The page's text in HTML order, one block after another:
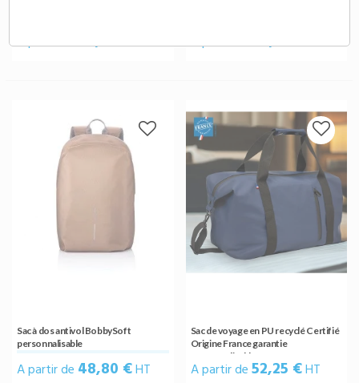
A partir de45,05 €HT A partir de47,01 €HT
Sac à dos antivol BobbySoft
personnalisable
A partir de 48,80 €HT
Sac de voyage en PU recyclé Certifié
Origine France garantie
personnalisable
A partir de52,25 €HT